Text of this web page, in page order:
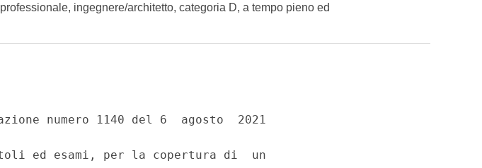
ingegnere/architetto, categoria D, a tempo pieno ed